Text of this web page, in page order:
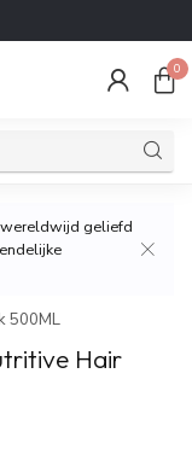
0
wereldwijd geliefd
500ML
Hair